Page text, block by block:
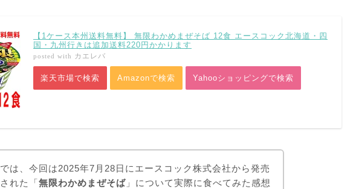
【1ケース本州送料無料】 無限わかめまぜそば 12食 エースコック北海道・四
国・九州行きは追加送料220円かかります
posted with カエレバ
楽天市場で検索 Amazonで検索 Yahooショッピングで検索
では、今回は2025年7月28日にエースコック株式会社から発売
された「無限わかめまぜそば 」について実際に食べてみた感想